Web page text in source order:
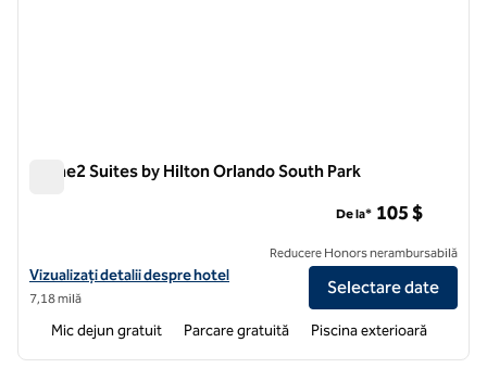
Home2 Suites by Hilton Orlando South Park
Vizualizați detaliile hotelului pentru Home2 Suites by Hilton Orlando
Vizualizați detalii despre hotel
7,18 milă
De la* 105 $
Reducere Honors nerambursabilă
Selectare date
Mic dejun gratuit Parcare gratuită Piscina exterioară